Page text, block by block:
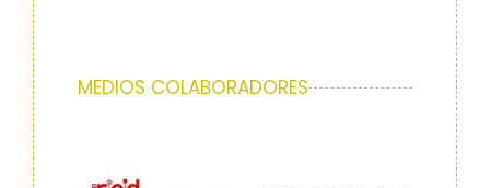
MEDIOS COLABORADORES